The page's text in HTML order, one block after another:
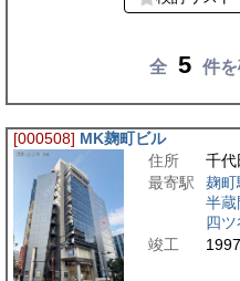
全 5 件
[000508] MK麹町ビル
住所
千
最寄駅
麹町
半蔵
四ツ
竣工